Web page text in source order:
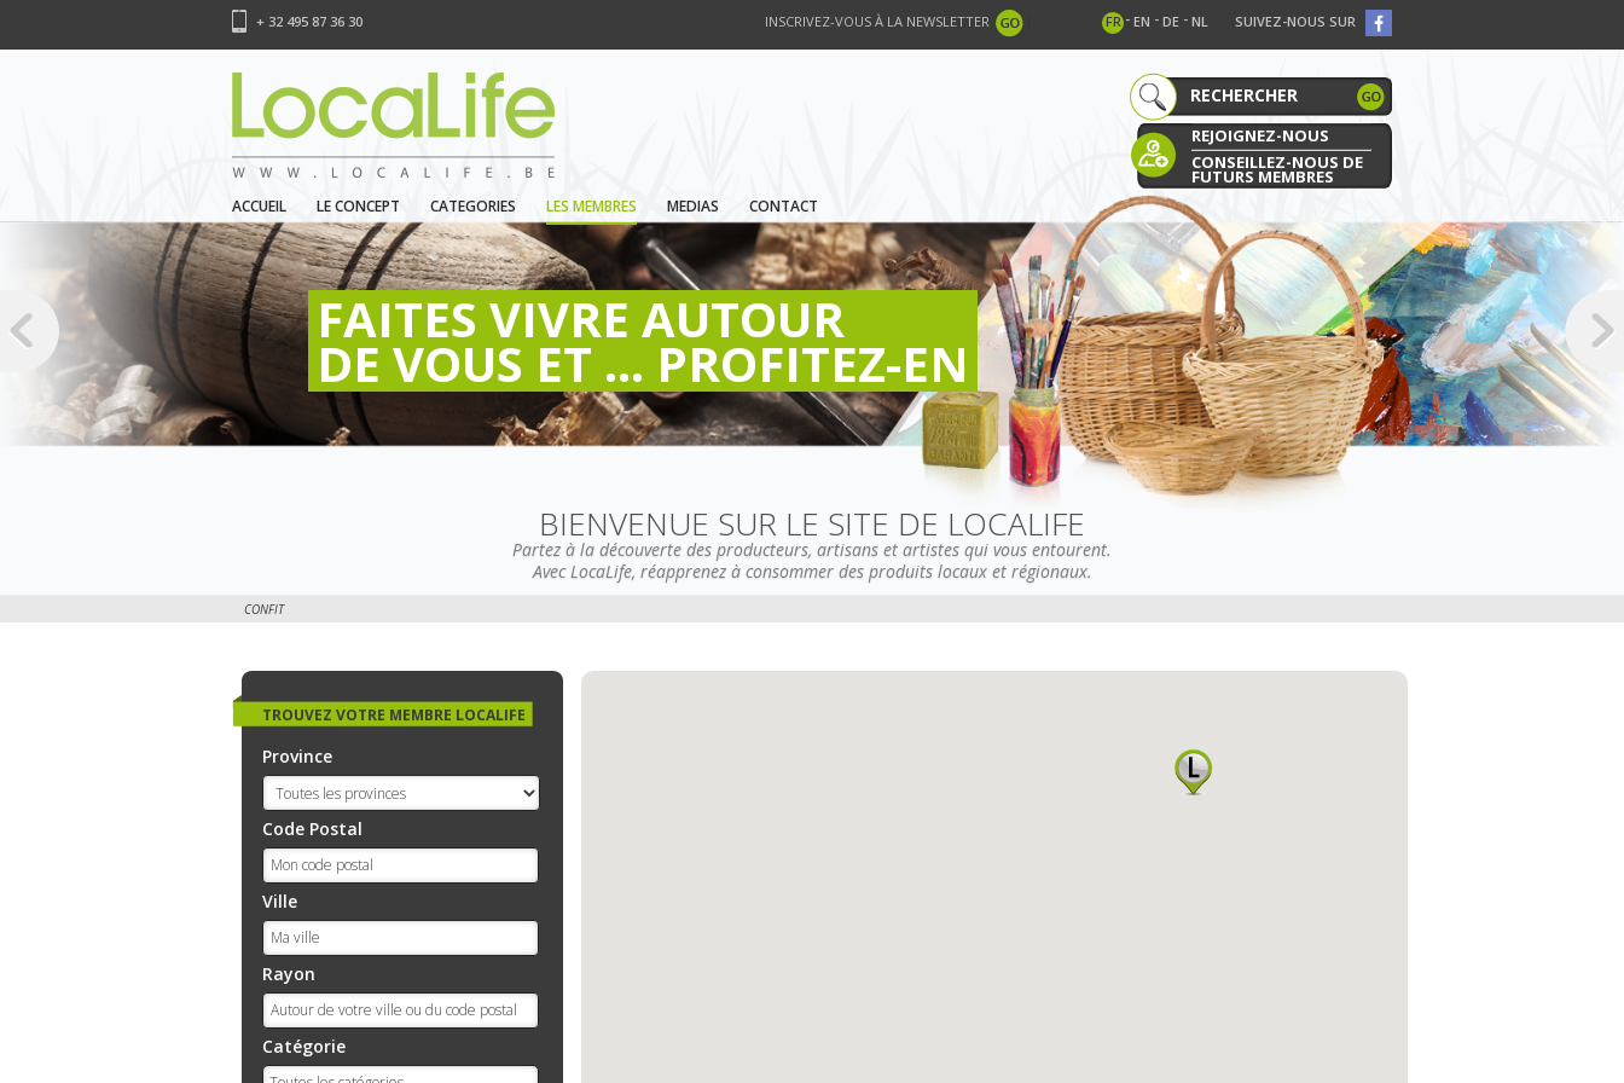
+ 32 495 87 36 30 SUIVEZ-NOUS SUR
FR - EN - DE - NL
INSCRIVEZ-VOUS À LA NEWSLETTER
REJOIGNEZ-NOUS
CONSEILLEZ-NOUS DE
FUTURS MEMBRES
ACCUEIL LE CONCEPT CATEGORIES LES MEMBRES MEDIAS CONTACT
FAITES VIVRE AUTOUR
DE VOUS ET ... PROFITEZ-EN
BIENVENUE SUR LE SITE DE LOCALIFE
Partez à la découverte des producteurs, artisans et artistes qui vous entourent.
Avec LocaLife, réapprenez à consommer des produits locaux et régionaux.
CONFIT
TROUVEZ VOTRE MEMBRE LOCALIFE
Province
Code Postal
Ville
Rayon
Catégorie